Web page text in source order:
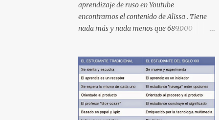
aprendizaje de ruso en Youtube
encontramos el contenido de Alissa . Tiene
nada más y nada menos que 689.000
16 carpetas con diferente contenido para
aprender expresiones, cultura, cocina etc.
https://www.youtube.com/@AlissaOfficial/p
laylists 2. Canal de Anastasia G . con
224.000 subscriptores y 97 vídeos en